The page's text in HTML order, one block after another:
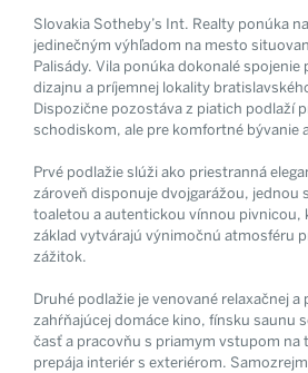
Slovakia Sotheby’s Int. Realty ponúka
jedinečným výhľadom na mesto
Palisády. Vila ponúka dokonalé
dizajnu a príjemnej lokality
Dispozične pozostáva z piatich podlaží
schodiskom, ale pre komfortné bývanie
Prvé podlažie slúži ako priestranná
zároveň disponuje dvojgarážou, jednou
toaletou a autentickou vínnou pivnicou,
základ vytvárajú výnimočnú atmosféru
zážitok.
Druhé podlažie je venované relaxačnej a
zahŕňajúcej domáce kino, fínsku saunu
časť a pracovňu s priamym vstupom na
prepája interiér s exteriérom.